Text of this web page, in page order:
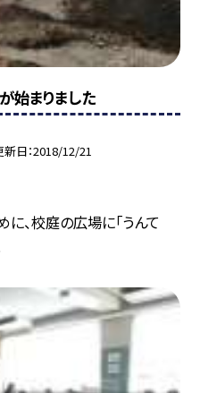
始まりました
新日 2018/12/21
、校庭の広場に「うんて